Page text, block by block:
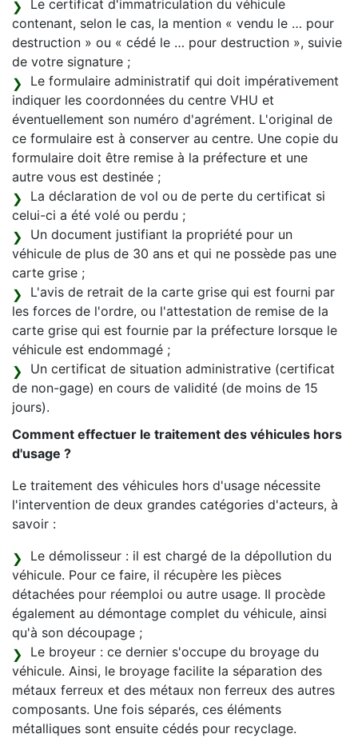
Le certificat d'immatriculation du véhicule
contenant, selon le cas, la mention « vendu le … pour
destruction » ou « cédé le … pour destruction », suivie
de votre signature ;
Le formulaire administratif qui doit impérativement
indiquer les coordonnées du centre VHU et
éventuellement son numéro d'agrément. L'original de
ce formulaire est à conserver au centre. Une copie du
formulaire doit être remise à la préfecture et une
autre vous est destinée ;
La déclaration de vol ou de perte du certificat si
celui-ci a été volé ou perdu ;
Un document justifiant la propriété pour un
véhicule de plus de 30 ans et qui ne possède pas une
carte grise ;
L'avis de retrait de la carte grise qui est fourni par
les forces de l'ordre, ou l'attestation de remise de la
carte grise qui est fournie par la préfecture lorsque le
véhicule est endommagé ;
Un certificat de situation administrative (certificat
de non-gage) en cours de validité (de moins de 15
jours).
Comment effectuer le traitement des véhicules hors
d'usage ?
Le traitement des véhicules hors d'usage nécessite
l'intervention de deux grandes catégories d'acteurs, à
savoir :
Le démolisseur : il est chargé de la dépollution du
véhicule. Pour ce faire, il récupère les pièces
détachées pour réemploi ou autre usage. Il procède
également au démontage complet du véhicule, ainsi
qu'à son découpage ;
Le broyeur : ce dernier s'occupe du broyage du
véhicule. Ainsi, le broyage facilite la séparation des
métaux ferreux et des métaux non ferreux des autres
composants. Une fois séparés, ces éléments
métalliques sont ensuite cédés pour recyclage.